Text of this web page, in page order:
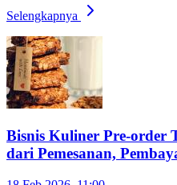
Selengkapnya
Bisnis Kuliner Pre-order
dari Pemesanan,